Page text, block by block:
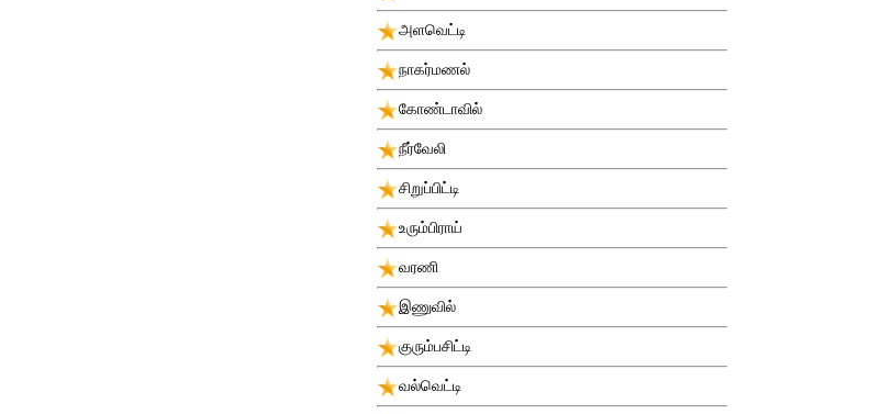
அளவெட்டி
நாகர்மணல்
கோண்டாவில்
நீர்வேலி
சிறுப்பிட்டி
உரும்பிராய்
வரணி
இணுவில்
குரும்பசிட்டி
வல்வெட்டி